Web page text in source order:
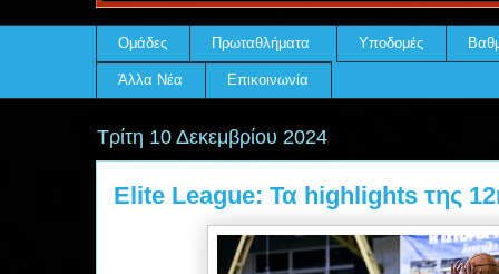
Ομάδες Πρωταθλήματα Υποδομές
Άλλα Νέα Επικοινωνία
Τρίτη 10 Δεκεμβρίου 2024
Elite League: Τα highlights της